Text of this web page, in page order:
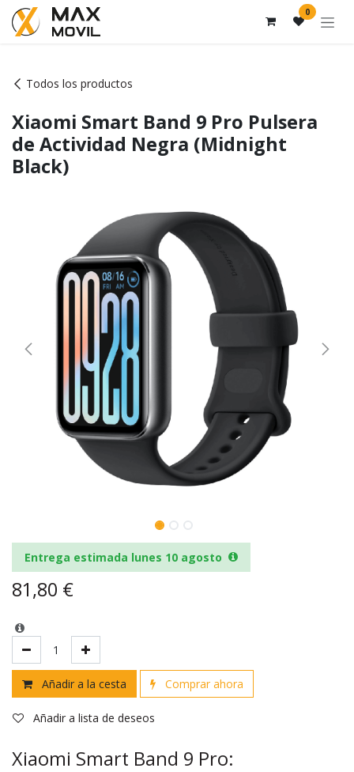
Ir al contenido 0
Todos los productos
Xiaomi Smart Band 9 Pro Pulsera
de Actividad Negra (Midnight
Black)
Entrega estimada lunes 10 agosto
81,80 €
Añadir a la cesta Comprar ahora
Añadir a lista de deseos
Xiaomi Smart Band 9 Pro: